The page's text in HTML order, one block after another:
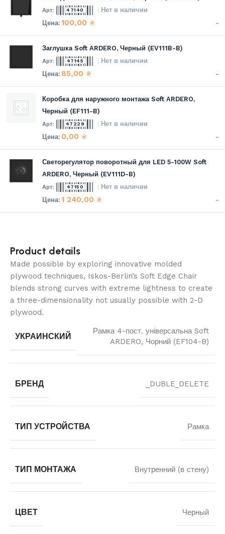
47140 Нет в наличии
100,00 ₴ -
Заглушка Soft ARDERO, Черный (EV111B-B)
47145 Нет в наличии
85,00 ₴ -
Коробка для наружного монтажа Soft ARDERO,
Черный (EF111-B)
47229 Нет в наличии
0,00 ₴ -
Светорегулятор поворотный для LED 5-100W Soft
ARDERO, Черный (EV111D-B)
47150 Нет в наличии
1 240,00 ₴ -
Product details
Made possible by exploring innovative molded
plywood techniques, Iskos-Berlin’s Soft Edge Chair
blends strong curves with extreme lightness to create
a three-dimensionality not usually possible with 2-D
plywood.
УКРАИНСКИЙ
Рамка 4-пост. універсальна Soft
ARDERO, Чорний (EF104-B)
БРЕНД _DUBLE_DELETE
ТИП УСТРОЙСТВА Рамка
ТИП МОНТАЖА Внутренний (в стену)
ЦВЕТ Черный